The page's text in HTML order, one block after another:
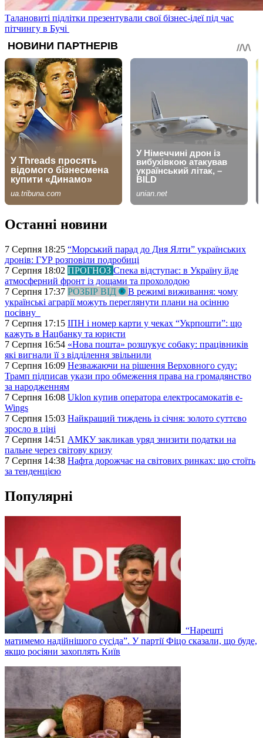
Талановиті підлітки презентували свої бізнес-ідеї під час
пітчингу в Бучі
Останні новини
7 Серпня 18:25 “Морський парад до Дня Ялти” українських
дронів: ГУР розповіли подробиці
7 Серпня 18:02 ПРОГНОЗ Спека відступає: в Україну йде
атмосферний фронт із дощами та прохолодою
7 Серпня 17:37 РОЗБІР ВІД
В режимі виживання: чому
українські аграрії можуть переглянути плани на осінню
посівну
7 Серпня 17:15 ІПН і номер карти у чеках “Укрпошти”: що
кажуть в Нацбанку та юристи
7 Серпня 16:54 «Нова пошта» розшукує собаку: працівників
які вигнали її з відділення звільнили
7 Серпня 16:09 Незважаючи на рішення Верховного суду:
Трамп підписав укази про обмеження права на громадянство
за народженням
7 Серпня 16:08 Uklon купив оператора електросамокатів e-
Wings
7 Серпня 15:03 Найкращий тиждень із січня: золото суттєво
зросло в ціні
7 Серпня 14:51 АМКУ закликав уряд знизити податки на
пальне через світову кризу
7 Серпня 14:38 Нафта дорожчає на світових ринках: що стоїть
за тенденцією
Популярні
“Нарешті
матимемо надійнішого сусіда”. У партії Фіцо сказали, що буде,
якщо росіяни захоплять Київ